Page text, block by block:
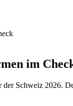
im
Schweiz 2026.